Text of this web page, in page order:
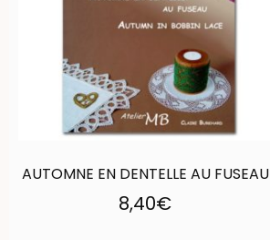
AUTOMNE EN DENTELLE AU FUSEAU
8,40€